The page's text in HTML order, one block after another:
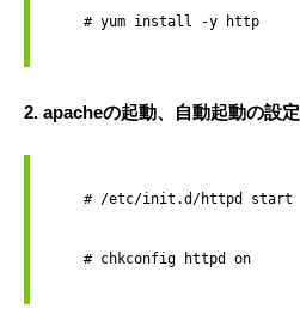
    # yum install -y http
2. apacheの起動、自動起動の設定
    # /etc/init.d/httpd start
    # chkconfig httpd on